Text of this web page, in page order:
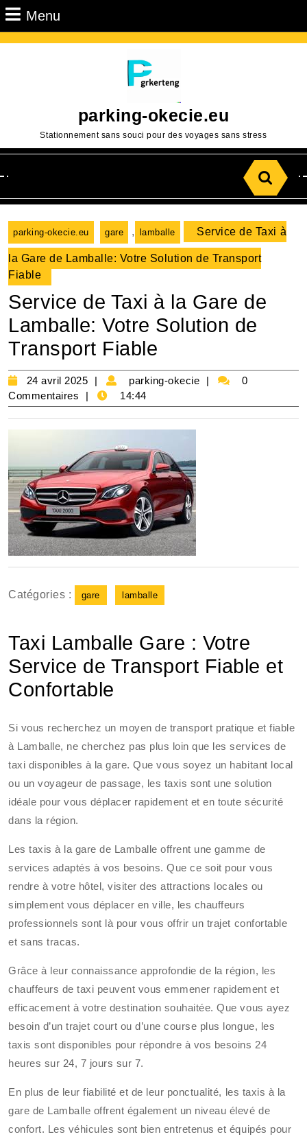
Passer
au
Menu
parking-okecie.eu
Stationnement sans souci pour des voyages sans stress
for:
parking-okecie.eu gare , lamballe Service de Taxi à
la Gare de Lamballe: Votre Solution de Transport
Fiable
Service de Taxi à la Gare de
Lamballe: Votre Solution de
Transport Fiable
24 avril 2025
24
avril
2025
parking-okecie
parking-
0
Commentaires
14:44
Catégories : gare lamballe
Taxi Lamballe Gare : Votre
Service de Transport Fiable et
Confortable
Si vous recherchez un moyen de transport pratique et fiable
à Lamballe, ne cherchez pas plus loin que les services de
taxi disponibles à la gare. Que vous soyez un habitant local
ou un voyageur de passage, les taxis sont une solution
idéale pour vous déplacer rapidement et en toute sécurité
dans la région.
Les taxis à la gare de Lamballe offrent une gamme de
services adaptés à vos besoins. Que ce soit pour vous
rendre à votre hôtel, visiter des attractions locales ou
simplement vous déplacer en ville, les chauffeurs
professionnels sont là pour vous offrir un trajet confortable
et sans tracas.
Grâce à leur connaissance approfondie de la région, les
chauffeurs de taxi peuvent vous emmener rapidement et
efficacement à votre destination souhaitée. Que vous ayez
besoin d’un trajet court ou d’une course plus longue, les
taxis sont disponibles pour répondre à vos besoins 24
heures sur 24, 7 jours sur 7.
En plus de leur fiabilité et de leur ponctualité, les taxis à la
gare de Lamballe offrent également un niveau élevé de
confort. Les véhicules sont bien entretenus et équipés pour